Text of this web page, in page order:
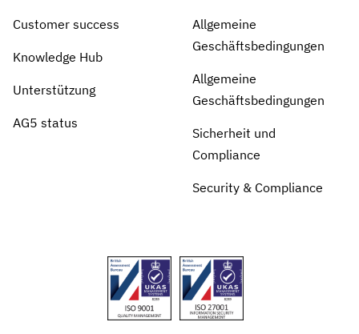
Customer success
Knowledge Hub
Unterstützung
AG5 status
Allgemeine
Geschäftsbedingungen
Allgemeine
Geschäftsbedingungen
Sicherheit und
Compliance
Security & Compliance